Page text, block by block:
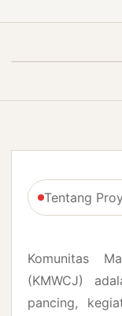
Tentang
Komunitas
(KMWCJ)
pancing,